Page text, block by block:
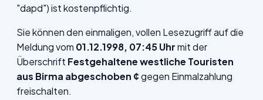
"dapd") ist kostenpflichtig.
Sie können den einmaligen, vollen Lesezugriff auf die
Meldung vom 01.12.1998, 07:45 Uhrmit der
Überschrift Festgehaltene westliche Touristen
aus Birma abgeschoben ¢gegen Einmalzahlung
freischalten.